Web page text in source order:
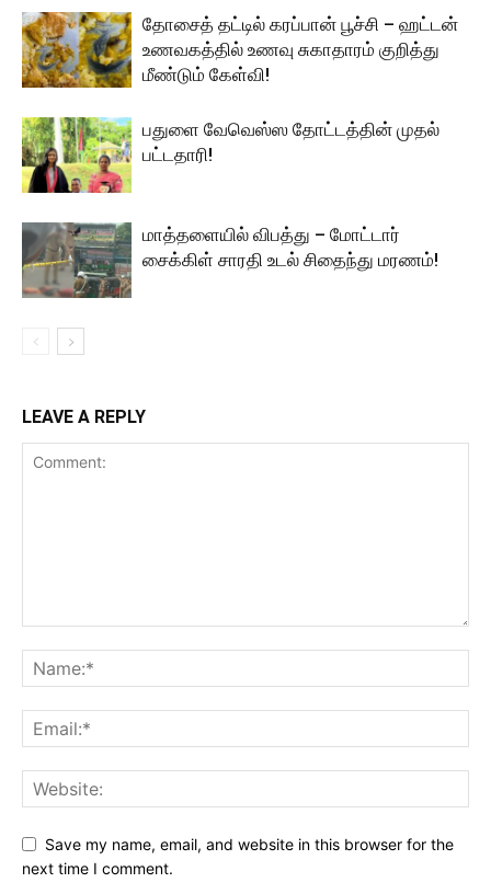
தோசைத் தட்டில் கரப்பான் பூச்சி – ஹட்டன்
உணவகத்தில் உணவு சுகாதாரம் குறித்து
மீண்டும் கேள்வி!
பதுளை வேவெஸ்ஸ தோட்டத்தின் முதல்
பட்டதாரி!
மாத்தளையில் விபத்து – மோட்டார்
சைக்கிள் சாரதி உடல் சிதைந்து மரணம்!
LEAVE A REPLY
Save my name, email, and website in this browser for the
next time I comment.